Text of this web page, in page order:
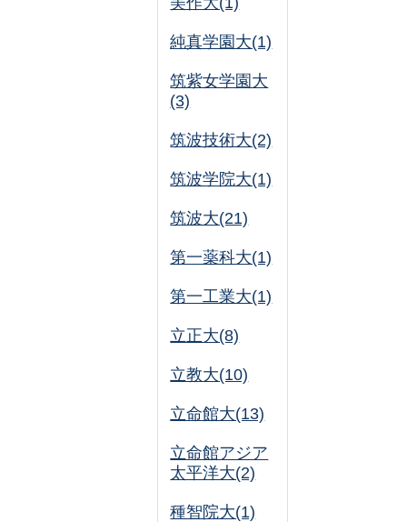
純真学園大(1)
筑紫女学園大
(3)
筑波技術大(2)
筑波学院大(1)
筑波大(21)
第一薬科大(1)
第一工業大(1)
立正大(8)
立教大(10)
立命館大(13)
立命館アジア
太平洋大(2)
種智院大(1)